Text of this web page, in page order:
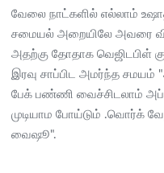
வேலை நாட்களில் எல்லாம்
சமையல் அறையிலே அவரை
அதற்கு தோதாக வெஜிடபிள்
இரவு சாப்பிட அமர்ந்த சமயம்
பேக் பண்ணி வைச்சிடலாம்
முடியாம போய்டும் .வொர்க்
வைஷூ".